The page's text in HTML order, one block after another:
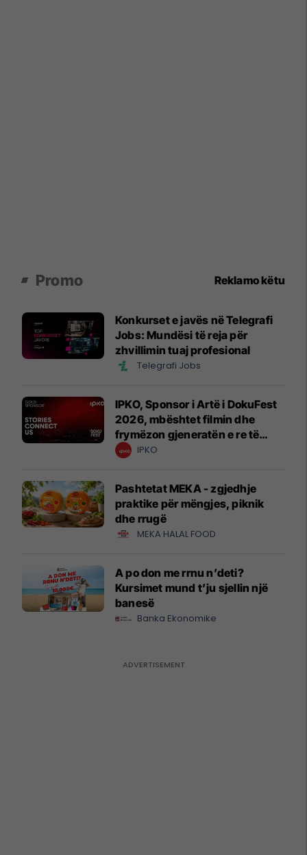
Promo Reklamo këtu
Konkurset e javës në Telegrafi
Jobs: Mundësi të reja për
zhvillimin tuaj profesional
Telegrafi Jobs
IPKO, Sponsor i Artë i DokuFest
2026, mbështet filmin dhe
frymëzon gjeneratën e re të
krijuesve
IPKO
Pashtetat MEKA - zgjedhje
praktike për mëngjes, piknik
dhe rrugë
MEKA HALAL FOOD
A po don me rrnu n’deti?
Kursimet mund t’ju sjellin një
banesë
Banka Ekonomike